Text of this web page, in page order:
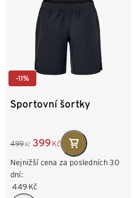
-11%
Sportovní šortky
499 Kč 399 Kč
Nejnižší cena za posledních 30
dní:
449 Kč